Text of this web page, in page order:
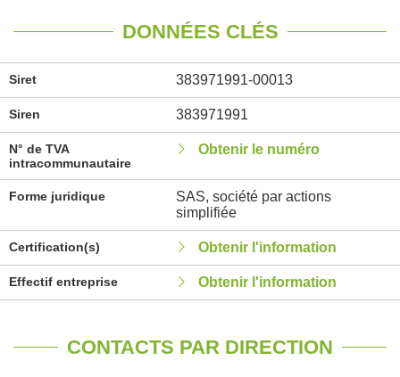
DONNÉES CLÉS
Siret 383971991-00013
Siren 383971991
N° de TVA
intracommunautaire
Obtenir le numéro
Forme juridique
SAS, société par actions
simplifiée
Certification(s) Obtenir l'information
Effectif entreprise Obtenir l'information
CONTACTS PAR DIRECTION